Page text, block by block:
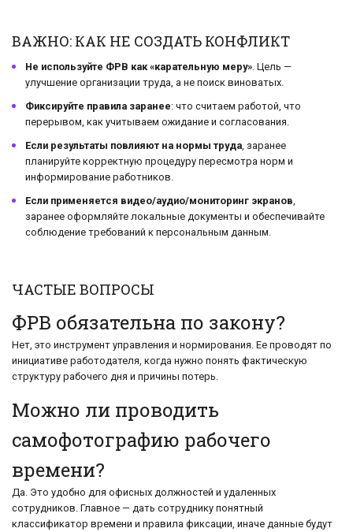
ВАЖНО: КАК НЕ СОЗДАТЬ КОНФЛИКТ
Не используйте ФРВ как «карательную меру» . Цель —
улучшение организации труда, а не поиск виноватых.
Фиксируйте правила заранее: что считаем работой, что
перерывом, как учитываем ожидание и согласования.
Если результаты повлияют на нормы труда , заранее
планируйте корректную процедуру пересмотра норм и
информирование работников.
Если применяется видео/аудио/мониторинг экранов
заранее оформляйте локальные документы и обеспечивайте
соблюдение требований к персональным данным.
ЧАСТЫЕ ВОПРОСЫ
ФРВ обязательна по закону?
Нет, это инструмент управления и нормирования. Ее проводят по
инициативе работодателя, когда нужно понять фактическую
структуру рабочего дня и причины потерь.
Можно ли проводить
самофотографию рабочего
времени?
Да. Это удобно для офисных должностей и удаленных
сотрудников. Главное — дать сотруднику понятный
классификатор времени и правила фиксации, иначе данные будут